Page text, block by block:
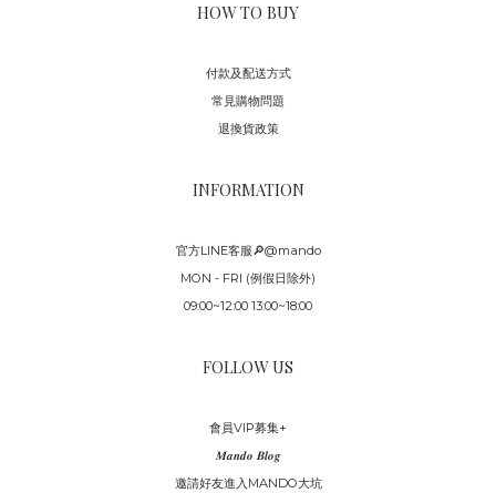
HOW TO BUY
付款及配送方式
常見購物問題
退換貨政策
INFORMATION
官方LINE客服🔎@mando
MON - FRI (例假日除外)
09:00~12:00 13:00~18:00
FOLLOW US
會員VIP募集+
𝑴𝒂𝒏𝒅𝒐 𝑩𝒍𝒐𝒈
邀請好友進入MANDO大坑